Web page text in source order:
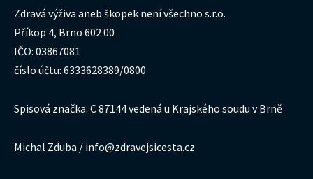
Zdravá výživa aneb škopek není všechno s.r.o.
Příkop 4, Brno 602 00
IČO: 03867081
číslo účtu: 6333628389/0800
Spisová značka: C 87144 vedená u Krajského soudu v Brně
Michal Zduba / info@zdravejsicesta.cz